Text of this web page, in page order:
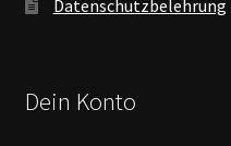
Datenschutzbelehrung
Dein Konto